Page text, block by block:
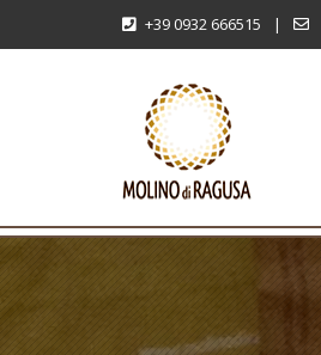
+39 0932 666515 |